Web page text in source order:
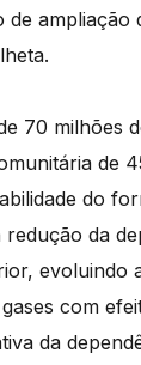
ampliação
70 milhões
de
do
da
evoluindo
com
da